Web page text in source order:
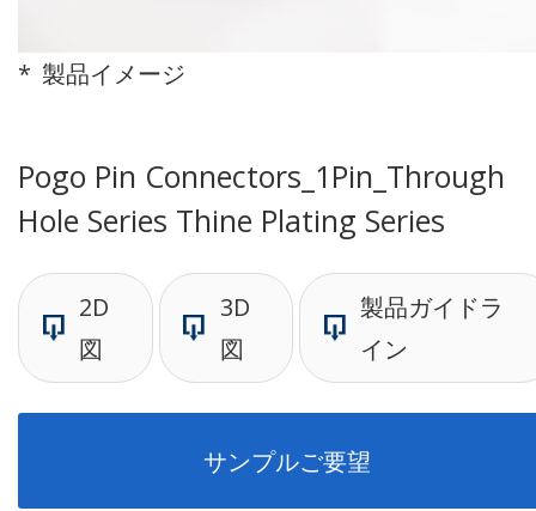
製品イメージ
Pogo Pin Connectors_1Pin_Through
Hole Series Thine Plating Series
2D
図
3D
図
製品ガイドラ
イン
サンプルご要望